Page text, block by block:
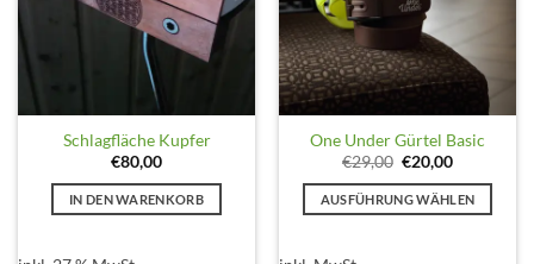
Schlagfläche Kupfer
€80,00
IN DEN WARENKORB
One Under Gürtel Basic
€29,00 Ursprünglicher
Preis
war:
€29,00
€20,00Aktueller
ist:
€20,00.
AUSFÜHRUNG WÄHLEN